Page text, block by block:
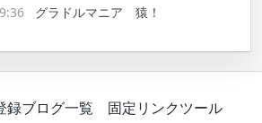
グラドルマニア 猿！
録ブログ一覧
固定リンクツール